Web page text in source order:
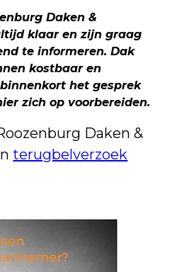
Daken &
klaar en zijn graag
te informeren. Dak
kostbaar en
het gesprek
zich op voorbereiden.
Daken &
terugbelverzoek